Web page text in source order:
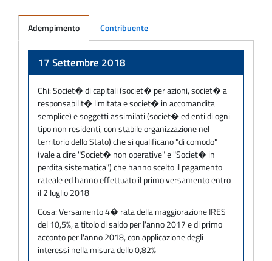
Adempimento Contribuente
17 Settembre 2018
Chi:Societ� di capitali (societ� per azioni, societ� a
responsabilit� limitata e societ� in accomandita
semplice) e soggetti assimilati (societ� ed enti di ogni
tipo non residenti, con stabile organizzazione nel
territorio dello Stato) che si qualificano "di comodo"
(vale a dire "Societ� non operative" e "Societ� in
perdita sistematica") che hanno scelto il pagamento
rateale ed hanno effettuato il primo versamento entro
il 2 luglio 2018
Cosa:Versamento 4� rata della maggiorazione IRES
del 10,5%, a titolo di saldo per l'anno 2017 e di primo
acconto per l'anno 2018, con applicazione degli
interessi nella misura dello 0,82%